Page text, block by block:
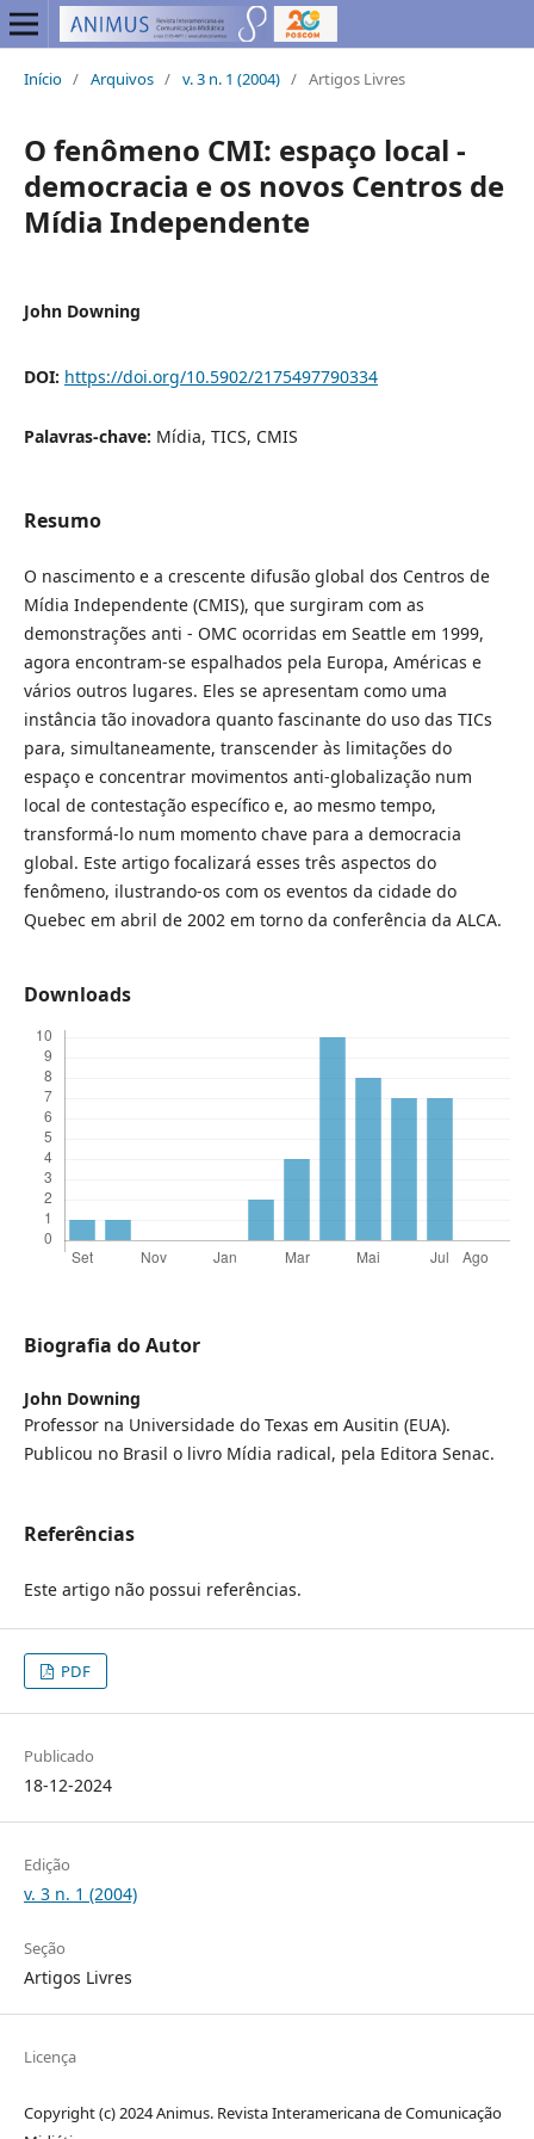
Início / Arquivos / v. 3 n. 1 (2004) / Artigos Livres
O fenômeno CMI: espaço local -
democracia e os novos Centros de
Mídia Independente
John Downing
DOI: https://doi.org/10.5902/2175497790334
Palavras-chave: Mídia, TICS, CMIS
Resumo
O nascimento e a crescente difusão global dos Centros de
Mídia Independente (CMIS), que surgiram com as
demonstrações anti - OMC ocorridas em Seattle em 1999,
agora encontram-se espalhados pela Europa, Américas e
vários outros lugares. Eles se apresentam como uma
instância tão inovadora quanto fascinante do uso das TICs
para, simultaneamente, transcender às limitações do
espaço e concentrar movimentos anti-globalização num
local de contestação específico e, ao mesmo tempo,
transformá-lo num momento chave para a democracia
global. Este artigo focalizará esses três aspectos do
fenômeno, ilustrando-os com os eventos da cidade do
Quebec em abril de 2002 em torno da conferência da ALCA.
Downloads
Biografia do Autor
John Downing
Professor na Universidade do Texas em Ausitin (EUA).
Publicou no Brasil o livro Mídia radical, pela Editora Senac.
Referências
Este artigo não possui referências.
PDF
Publicado
18-12-2024
Edição
v. 3 n. 1 (2004)
Seção
Artigos Livres
Licença
Copyright (c) 2024 Animus. Revista Interamericana de Comunicação